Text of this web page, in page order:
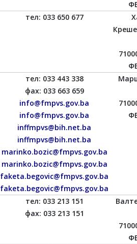
тел: 033 650 677
тел: 033 443 338
фаx: 033 663 659
info@fmpvs.gov.ba
info@fmpvs.gov.ba
inffmpvs@bih.net.ba
inffmpvs@bih.net.ba
marinko.bozic@fmpvs.gov.ba
marinko.bozic@fmpvs.gov.ba
faketa.begovic@fmpvs.gov.ba
faketa.begovic@fmpvs.gov.ba
тел: 033 213 151
фаx: 033 213 151